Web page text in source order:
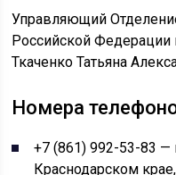
Управляющий
Российской
Ткаченко Татьяна
Номера
+7 (861) 992-53-83 —
Краснодарском